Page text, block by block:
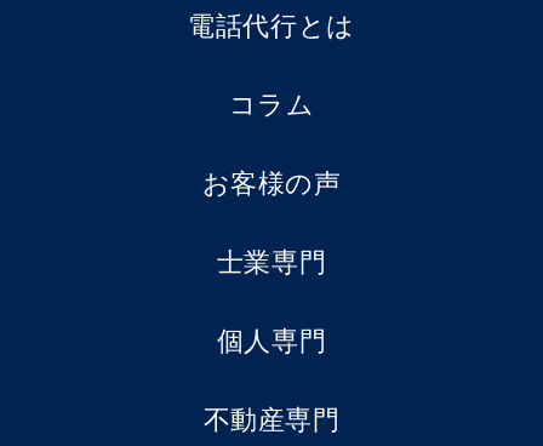
電話代行とは
コラム
お客様の声
士業専門
個人専門
不動産専門